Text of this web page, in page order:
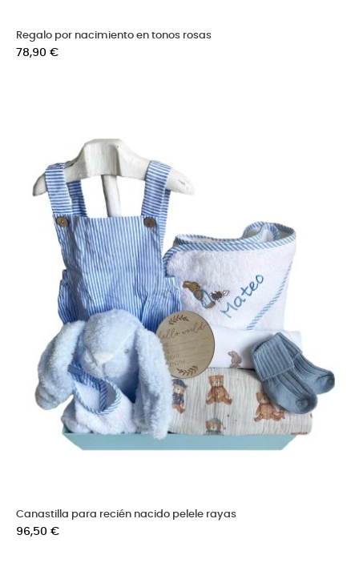
Regalo por nacimiento en tonos rosas
Precio
78,90 €
Canastilla para recién nacido pelele rayas
Precio
96,50 €